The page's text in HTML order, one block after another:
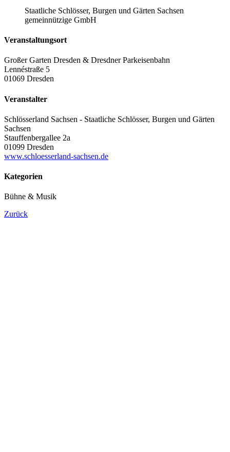
Staatliche Schlösser, Burgen und Gärten Sachsen
gemeinnützige GmbH
Veranstaltungsort
Großer Garten Dresden & Dresdner Parkeisenbahn
Lennéstraße 5
01069 Dresden
Veranstalter
Schlösserland Sachsen - Staatliche Schlösser, Burgen und Gärten
Sachsen
Stauffenbergallee 2a
01099 Dresden
www.schloesserland-sachsen.de
Kategorien
Bühne & Musik
Zurück